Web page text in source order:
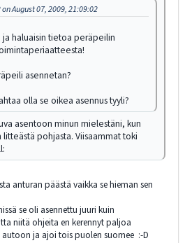
August 07, 2009, 21:09:02
haluaisin tietoa peräpeilin
asennetan?
olla se oikea asennus tyyli?
asentoon minun mielestäni, kun
pohjasta. Viisaammat toki
anturan päästä vaikka se hieman sen
se oli asennettu juuri kuin
niitä ohjeita en kerennyt paljoa
ja ajoi tois puolen suomee :-D